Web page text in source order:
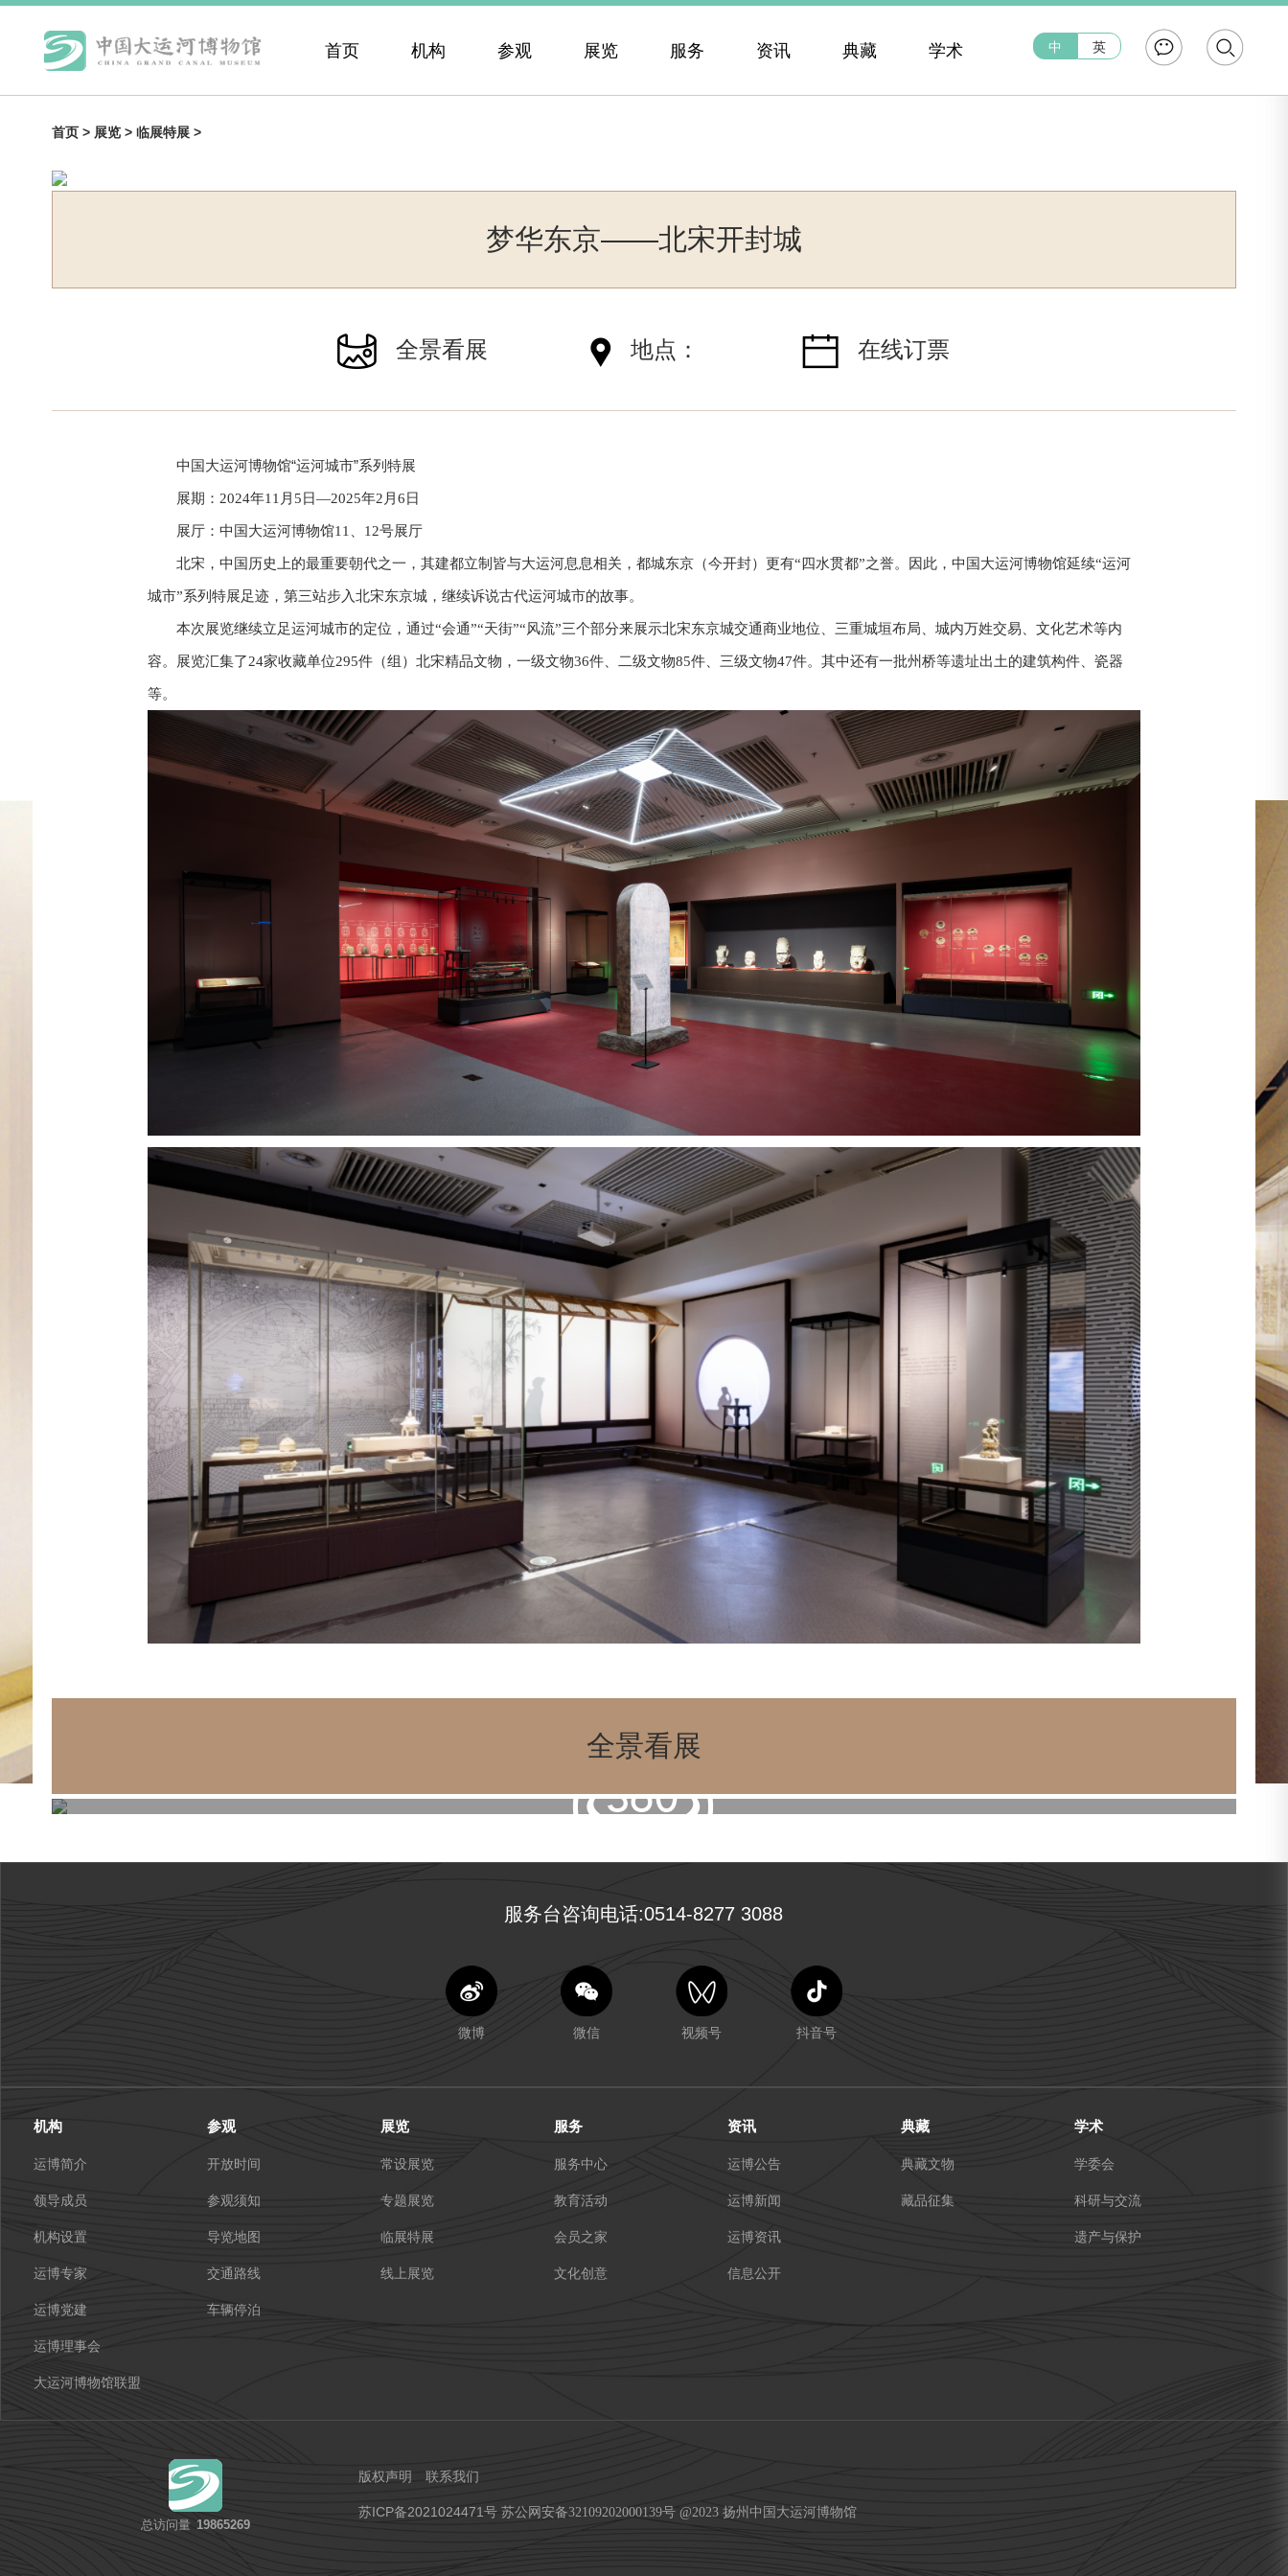
首页 机构 参观 展览 服务 资讯 典藏 学术 中 英
首页 > 展览 > 临展特展 >
梦华东京——北宋开封城
全景看展 地点： 在线订票
中国大运河博物馆“运河城市”系列特展
展期：2024年11月5日—2025年2月6日
展厅：中国大运河博物馆11、12号展厅
北宋，中国历史上的最重要朝代之一，其建都立制皆与大运河息息相关，都城东京（今开封）更有“四水贯都”之誉。因此，中国大运河博物馆延续“运河
城市”系列特展足迹，第三站步入北宋东京城，继续诉说古代运河城市的故事。
本次展览继续立足运河城市的定位，通过“会通”“天街”“风流”三个部分来展示北宋东京城交通商业地位、三重城垣布局、城内万姓交易、文化艺术等内
容。展览汇集了24家收藏单位295件（组）北宋精品文物，一级文物36件、二级文物85件、三级文物47件。其中还有一批州桥等遗址出土的建筑构件、瓷器
等。
全景看展
服务台咨询电话:0514-8277 3088
微博 微信 视频号 抖音号
机构
运博简介
领导成员
机构设置
运博专家
运博党建
运博理事会
大运河博物馆联盟
参观
开放时间
参观须知
导览地图
交通路线
车辆停泊
展览
常设展览
专题展览
临展特展
线上展览
服务
服务中心
教育活动
会员之家
文化创意
资讯
运博公告
运博新闻
运博资讯
信息公开
典藏
典藏文物
藏品征集
学术
学委会
科研与交流
遗产与保护
总访问量 19865269
版权声明 联系我们
苏ICP备2021024471号苏公网安备32109202000139号 @2023 扬州中国大运河博物馆